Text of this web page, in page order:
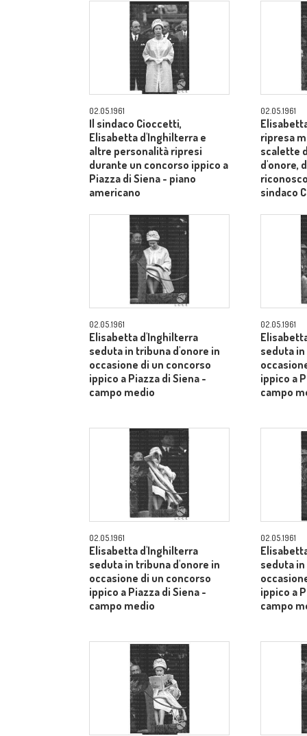
02.05.1961
Il sindaco Cioccetti,
Elisabetta d'Inghilterra e
altre personalità ripresi
durante un concorso ippico a
Piazza di Siena - piano
americano
02.05.1961
ripresa
scalette
d'onore,
sindaco
02.05.1961
Elisabetta d'Inghilterra
seduta in tribuna d'onore in
occasione di un concorso
ippico a Piazza di Siena -
campo medio
02.05.1961
seduta
ippico a
campo
02.05.1961
Elisabetta d'Inghilterra
seduta in tribuna d'onore in
occasione di un concorso
ippico a Piazza di Siena -
campo medio
02.05.1961
seduta
ippico a
campo